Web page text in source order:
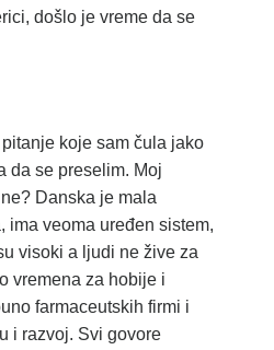
došlo je vreme da se
koje sam čula jako
da se preselim. Moj
Danska je mala
ima veoma uređen sistem,
visoki a ljudi ne žive za
vremena za hobije i
farmaceutskih firmi i
i razvoj. Svi govore